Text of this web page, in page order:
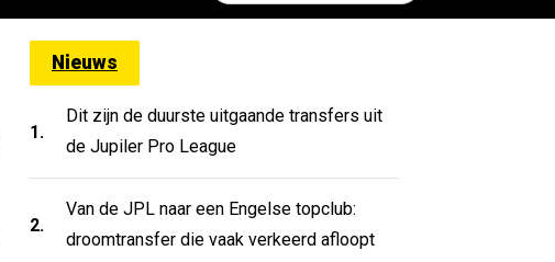
Nieuws
1.
Dit zijn de duurste uitgaande transfers uit
de Jupiler Pro League
2.
Van de JPL naar een Engelse topclub:
droomtransfer die vaak verkeerd afloopt